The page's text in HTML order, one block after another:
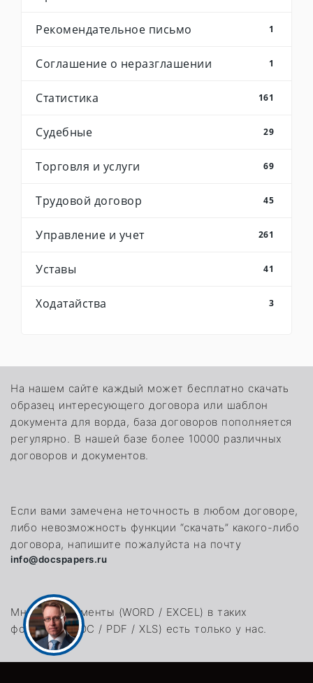
Рекомендательное письмо 1
Соглашение о неразглашении 1
Статистика 161
Судебные 29
Торговля и услуги 69
Трудовой договор 45
Управление и учет 261
Уставы 41
Ходатайства 3
На нашем сайте каждый может бесплатно скачать
образец интересующего договора или шаблон
документа для ворда, база договоров пополняется
регулярно. В нашей базе более 10000 различных
договоров и документов.
Если вами замечена неточность в любом договоре,
либо невозможность функции “скачать” какого-либо
договора, напишите пожалуйста на почту
info@docspapers.ru
Многие документы (WORD / EXCEL) в таких
форматах (DOC / PDF / XLS) есть только у нас.